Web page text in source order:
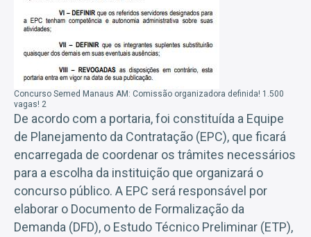
Concurso Semed Manaus AM: Comissão organizadora definida! 1.500
vagas! 2
De acordo com a portaria, foi constituída a Equipe
de Planejamento da Contratação (EPC), que ficará
encarregada de coordenar os trâmites necessários
para a escolha da instituição que organizará o
concurso público. A EPC será responsável por
elaborar o Documento de Formalização da
Demanda (DFD), o Estudo Técnico Preliminar (ETP),